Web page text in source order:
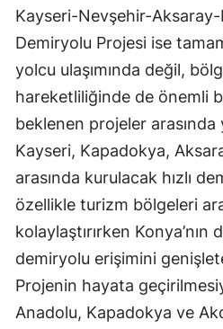
Kayseri-Nevşehir-
Demiryolu Projesi ise
yolcu ulaşımında değil,
hareketliliğinde de önemli
beklenen projeler arasında
Kayseri, Kapadokya,
arasında kurulacak hızlı
özellikle turizm bölgeleri
kolaylaştırırken Konya’nın
demiryolu erişimini
Projenin hayata
Anadolu, Kapadokya ve